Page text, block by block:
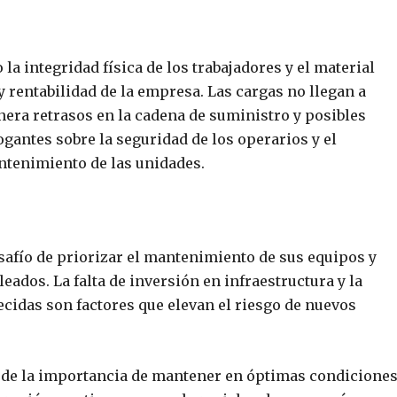
integridad física de los trabajadores y el material
de la empresa. Las cargas no llegan a
retrasos en la cadena de suministro y posibles
sobre la seguridad de los operarios y el
de las unidades.
de priorizar el mantenimiento de sus equipos y
La falta de inversión en infraestructura y la
son factores que elevan el riesgo de nuevos
la importancia de mantener en óptimas condiciones